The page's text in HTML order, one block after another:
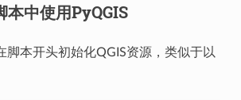
本中使用PyQGIS
脚本开头初始化QGIS资源，类似于以